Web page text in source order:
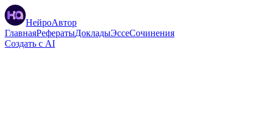
НейроАвтор
ГлавнаяРефератыДокладыЭссеСочинения
Создать с AI